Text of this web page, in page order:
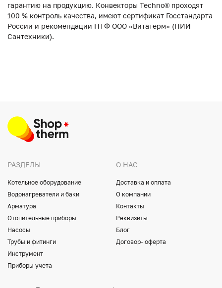
гарантию на продукцию. Конвекторы Techno® проходят
100 % контроль качества, имеют сертификат Госстандарта
России и рекомендации НТФ ООО «Витатерм» (НИИ
Сантехники).
РАЗДЕЛЫ
Котельное оборудование
Водонагреватели и баки
Арматура
Отопительные приборы
Насосы
Трубы и фитинги
Инструмент
Приборы учета
О НАС
Доставка и оплата
О компании
Контакты
Реквизиты
Блог
Договор- оферта